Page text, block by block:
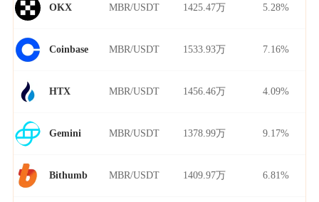
OKX MBR/USDT 1425.47万 5.28%
Coinbase MBR/USDT 1533.93万 7.16%
HTX MBR/USDT 1456.46万 4.09%
Gemini MBR/USDT 1378.99万 9.17%
Bithumb MBR/USDT 1409.97万 6.81%